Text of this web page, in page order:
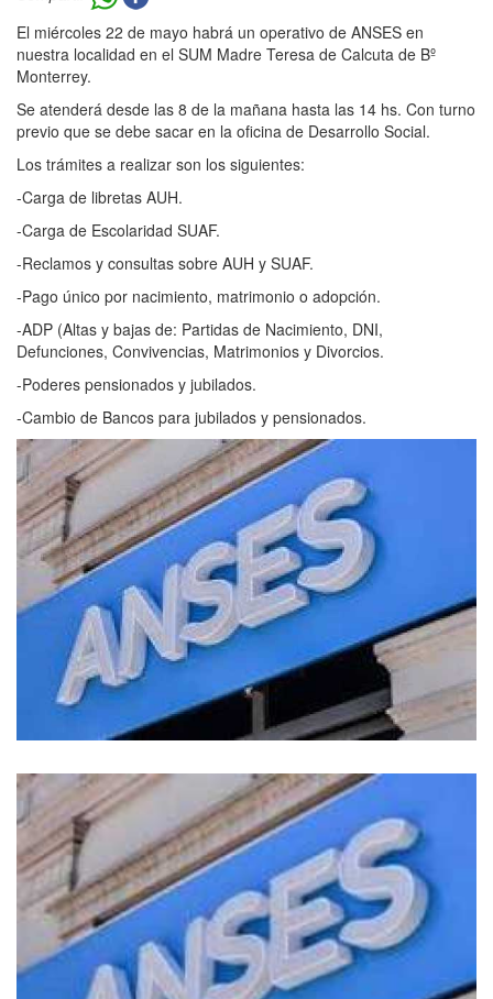
El miércoles 22 de mayo habrá un operativo de ANSES en
nuestra localidad en el SUM Madre Teresa de Calcuta de Bº
Monterrey.
Se atenderá desde las 8 de la mañana hasta las 14 hs. Con turno
previo que se debe sacar en la oficina de Desarrollo Social.
Los trámites a realizar son los siguientes:
-Carga de libretas AUH.
-Carga de Escolaridad SUAF.
-Reclamos y consultas sobre AUH y SUAF.
-Pago único por nacimiento, matrimonio o adopción.
-ADP (Altas y bajas de: Partidas de Nacimiento, DNI,
Defunciones, Convivencias, Matrimonios y Divorcios.
-Poderes pensionados y jubilados.
-Cambio de Bancos para jubilados y pensionados.